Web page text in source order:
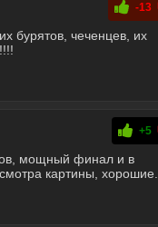
-13
бурятов, чеченцев, их
+5
мощный финал и в
картины, хорошие.